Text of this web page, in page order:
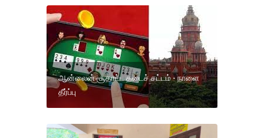
ஆன்லைன் சூதாட்ட தடைச் சட்டம் - நாளை
தீர்ப்பு